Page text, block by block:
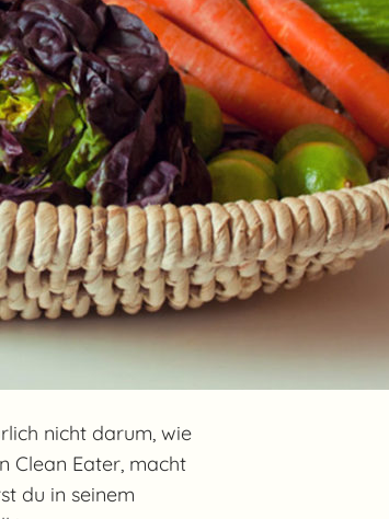
nicht darum, wie
Clean Eater, macht
du in seinem